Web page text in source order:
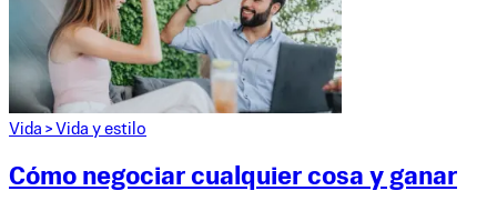
Vida > Vida y estilo
Cómo negociar cualquier cosa y ganar